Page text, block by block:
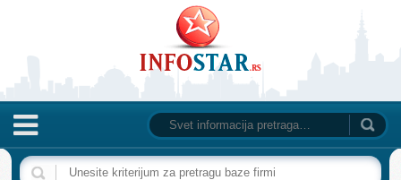
NASLOVNA